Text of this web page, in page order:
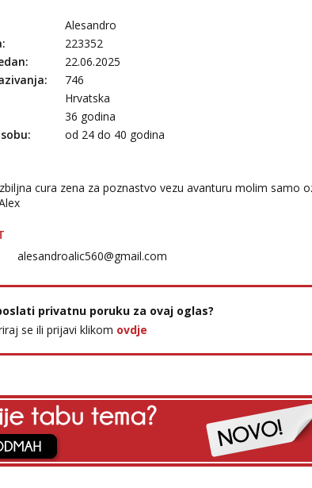
Alesandro
223352
22.06.2025
746
Hrvatska
36 godina
od 24 do 40 godina
cura zena za poznastvo vezu avanturu molim samo
alesandroalic560@gmail.com
privatnu poruku za ovaj oglas?
se ili prijavi klikom ovdje